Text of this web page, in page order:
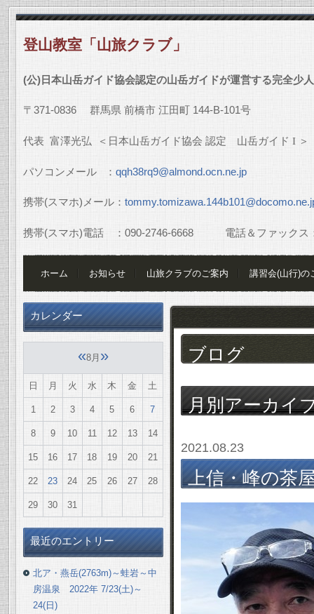
登山教室「山旅クラブ」
(公)日本山岳ガイド協会認定の山岳ガイドが運営する完全少
〒 371-0836 群馬県 前橋市 江田町 144-B-101号
代表 富澤光弘 ＜日本山岳ガイド協会 認定 山岳ガイド I ＞
パソコンメール ： qqh38rq9@almond.ocn.ne.jp
携帯(スマホ)メール：
携帯(スマホ)電話 ： 090-2746-6668電話＆ファックス
ホーム お知らせ 山旅クラブのご案内 講習会(山行)の
ブログ
月別アーカイ
2021.08.23
上信・峰の茶
カレンダー
«8月 »
日 月 火 水 木 金 土
1 2 3 4 5 6 7
8 9 10 11 12 13 14
15 16 17 18 19 20 21
22 23 24 25 26 27 28
29 30 31
最近のエントリー
北ア・燕岳(2763m)～蛙岩～中
房温泉 2022年 7/23(土)～
24(日)